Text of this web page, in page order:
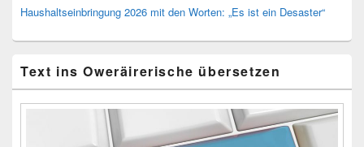
Haushaltseinbringung 2026 mit den Worten: „Es ist ein Desaster“
Text ins Oweräirerische übersetzen